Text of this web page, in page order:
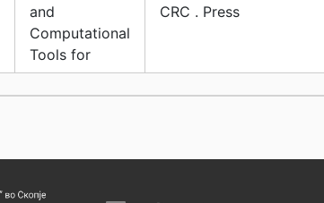
and
Computational
Tools for
CRC . Press